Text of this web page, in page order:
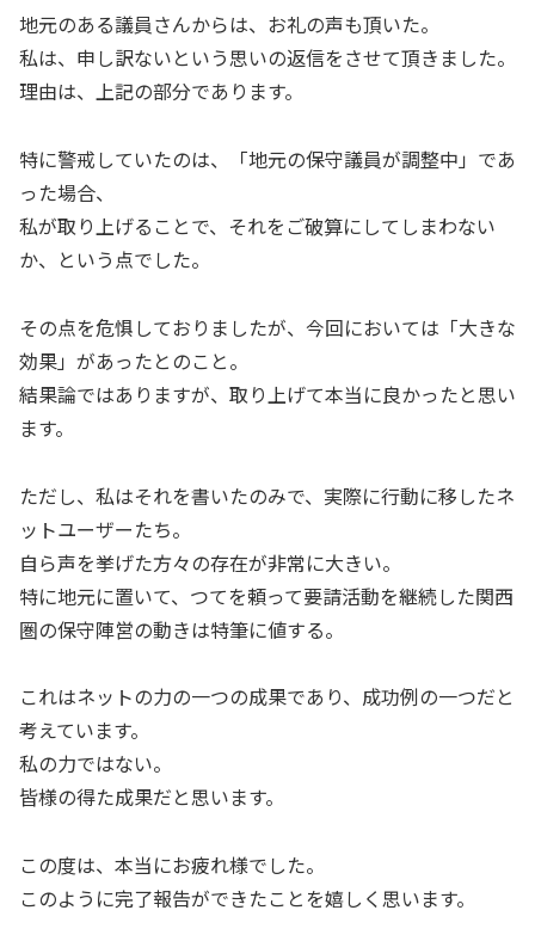
地元のある議員さんからは、お礼の声も頂いた。
私は、申し訳ないという思いの返信をさせて頂きました。
理由は、上記の部分であります。
特に警戒していたのは、「地元の保守議員が調整中」であ
った場合、
私が取り上げることで、それをご破算にしてしまわない
か、という点でした。
その点を危惧しておりましたが、今回においては「大きな
効果」があったとのこと。
結果論ではありますが、取り上げて本当に良かったと思い
ます。
ただし、私はそれを書いたのみで、実際に行動に移したネ
ットユーザーたち。
自ら声を挙げた方々の存在が非常に大きい。
特に地元に置いて、つてを頼って要請活動を継続した関西
圏の保守陣営の動きは特筆に値する。
これはネットの力の一つの成果であり、成功例の一つだと
考えています。
私の力ではない。
皆様の得た成果だと思います。
この度は、本当にお疲れ様でした。
このように完了報告ができたことを嬉しく思います。